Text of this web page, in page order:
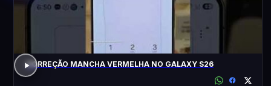
CORREÇÃO MANCHA VERMELHA NO GALAXY S26